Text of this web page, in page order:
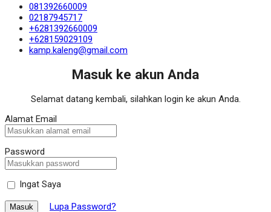
081392660009
02187945717
+6281392660009
+628159029109
kamp.kaleng@gmail.com
Masuk ke akun Anda
Selamat datang kembali, silahkan login ke akun Anda.
Alamat Email
Password
Ingat Saya
Masuk Lupa Password?